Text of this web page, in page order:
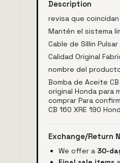
Description
revisa que
Mantén el sistema
Cable de Sillin Pulsar
Calidad Original
nombre del
Bomba de Aceite
original Honda para
comprar Para
CB 160 XRE 190
Exchange/Return
We offer a 30-